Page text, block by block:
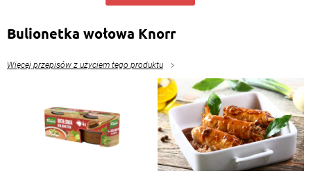
Bulionetka wołowa Knorr
Więcej przepisów z użyciem tego produktu